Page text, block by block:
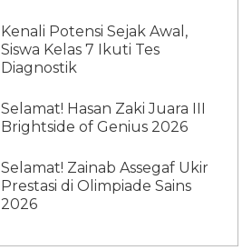
Kenali Potensi Sejak Awal,
Siswa Kelas 7 Ikuti Tes
Diagnostik
Selamat! Hasan Zaki Juara III
Brightside of Genius 2026
Selamat! Zainab Assegaf Ukir
Prestasi di Olimpiade Sains
2026